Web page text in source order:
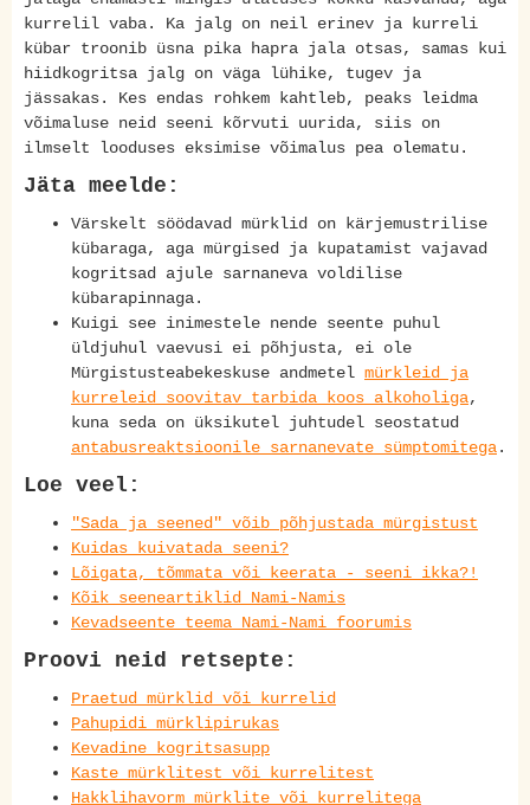
kurrelil vaba. Ka jalg on neil erinev ja kurreli
kübar troonib üsna pika hapra jala otsas, samas kui
hiidkogritsa jalg on väga lühike, tugev ja
jässakas. Kes endas rohkem kahtleb, peaks leidma
võimaluse neid seeni kõrvuti uurida, siis on
ilmselt looduses eksimise võimalus pea olematu.
Jäta meelde:
Värskelt söödavad mürklid on kärjemustrilise
kübaraga, aga mürgised ja kupatamist vajavad
kogritsad ajule sarnaneva voldilise
kübarapinnaga.
Kuigi see inimestele nende seente puhul
üldjuhul vaevusi ei põhjusta, ei ole
Mürgistusteabekeskuse andmetel mürkleid ja
kurreleid soovitav tarbida koos alkoholiga,
kuna seda on üksikutel juhtudel seostatud
antabusreaktsioonile sarnanevate sümptomitega.
Loe veel:
"Sada ja seened" võib põhjustada mürgistust
Kuidas kuivatada seeni?
Lõigata, tõmmata või keerata - seeni ikka?!
Kõik seeneartiklid Nami-Namis
Kevadseente teema Nami-Nami foorumis
Proovi neid retsepte:
Praetud mürklid või kurrelid
Pahupidi mürklipirukas
Kevadine kogritsasupp
Kaste mürklitest või kurrelitest
Hakklihavorm mürklite või kurrelitega